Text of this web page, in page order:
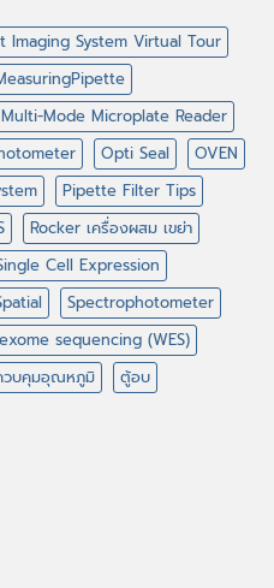
Imaging System Virtual Tour
Multi-Mode Microplate Reader
Opti Seal
OVEN
Pipette Filter Tips
Rocker เครื่องผสม เขย่า
Cell Expression
Spectrophotometer
sequencing (WES)
บคุมอุณหภูมิ
ตู้อบ